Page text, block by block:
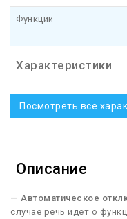
Функции
Характеристики
Посмотреть все
Описание
— Автоматическое
случае речь идёт о